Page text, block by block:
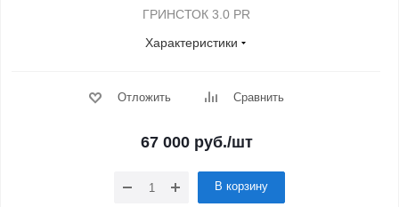
ГРИНСТОК 3.0 PR
Характеристики
Отложить Сравнить
67 000руб./шт
В корзину